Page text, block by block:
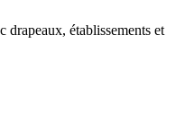
établissements et